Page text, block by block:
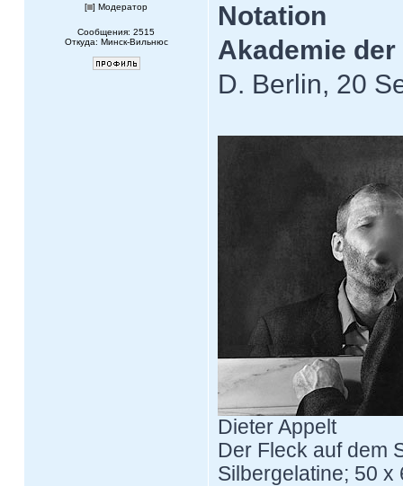
[ ] Модератор
Сообщения: 2515
Откуда: Минск-Вильнюс
Notation
Akademie
D. Berlin, 20
Dieter Appelt
Der Fleck auf dem
Silbergelatine; 50 x